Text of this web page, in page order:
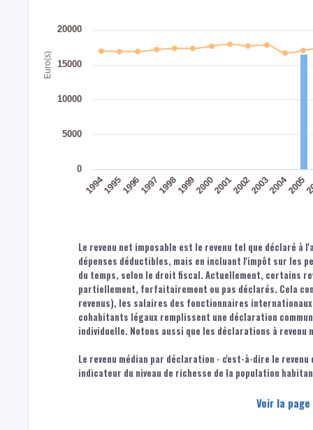
Euro(s)
199419951996199719981999200020012002200320042005
0
5000
10000
15000
20000
Le revenu net imposable est le revenu tel que déclaré
dépenses déductibles, mais en incluant l'impôt sur les
du temps, selon le droit fiscal. Actuellement, certains
partiellement, forfaitairement ou pas déclarés. Cela
revenus), les salaires des fonctionnaires
cohabitants légaux remplissent une déclaration
individuelle. Notons aussi que les déclarations à
Le revenu médian par déclaration - c'est-à-dire le
indicateur du niveau de richesse de la population
Voir la